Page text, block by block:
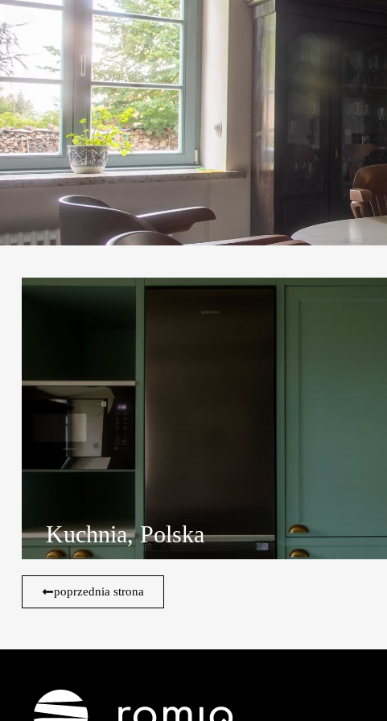
Kuchnia, Polska
poprzednia strona